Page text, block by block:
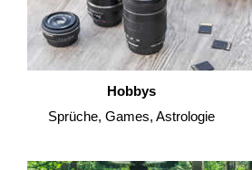
Hobbys
Sprüche, Games, Astrologie